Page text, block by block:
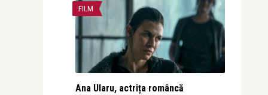
FILM
Ana Ularu, actrița româncă